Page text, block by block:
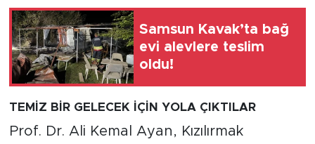
Samsun Kavak’ta bağ
evi alevlere teslim
oldu!
TEMİZ BİR GELECEK İÇİN YOLA ÇIKTILAR
Prof. Dr. Ali Kemal Ayan, Kızılırmak